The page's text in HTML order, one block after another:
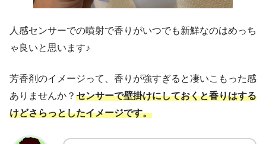
人感センサーでの噴射で香りがいつでも新鮮なのはめっち
ゃ良いと思います♪
芳香剤のイメージって、香りが強すぎると凄いこもった感
ありませんか？ センサーで壁掛けにしておくと香りはする
けどさらっとしたイメージです。